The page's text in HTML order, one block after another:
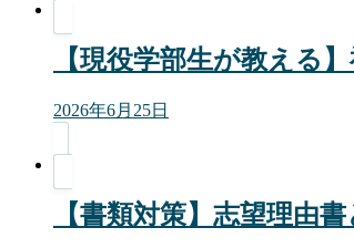
【現役学部生が教える
2026年6月25日
【書類対策】志望理由